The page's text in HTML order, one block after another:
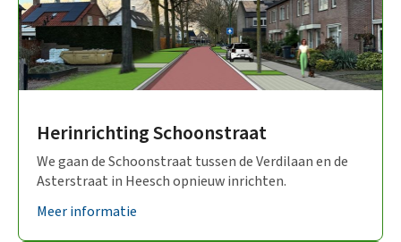
Herinrichting Schoonstraat
We gaan de Schoonstraat tussen de Verdilaan en de
Asterstraat in Heesch opnieuw inrichten.
Meer informatie